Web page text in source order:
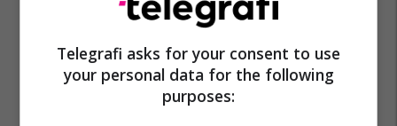
Telegrafi asks for your consent to use
your personal data for the following
purposes: